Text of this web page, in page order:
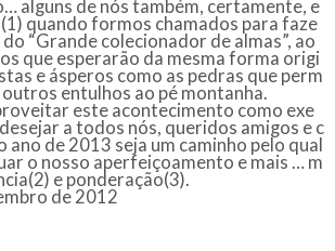
alguns de nós também, certamente, e
(1) quando formos chamados para faze
“Grande colecionador de almas”, ao
que esperarão da mesma forma origi
e ásperos como as pedras que perm
entulhos ao pé montanha.
este acontecimento como exe
a todos nós, queridos amigos e c
ano de 2013 seja um caminho pelo qual
o nosso aperfeiçoamento e mais … m
e ponderação(3).
de 2012